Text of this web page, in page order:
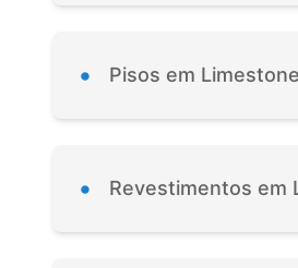
• Pisos em Limestone
• Revestimentos em